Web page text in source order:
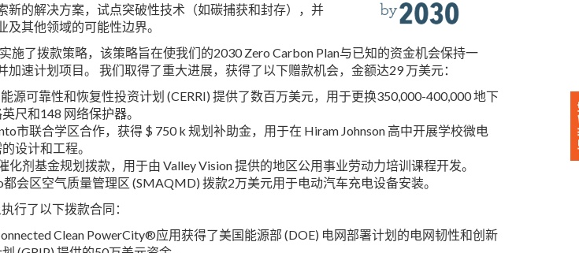
新的解决方案，试点突破性技术（如碳捕获和封存），并
及其他领域的可能性边界。
施了拨款策略，该策略旨在使我们的2030 Zero Carbon Plan与已知的资金机会保持一
加速计划项目。 我们取得了重大进展，获得了以下赠款机会，金额达29 万美元：
源可靠性和恢复性投资计划 (CERRI) 提供了数百万美元，用于更换350,000-400,000 地下
尺和148 网络保护器。
市联合学区合作，获得 $ 750 k 规划补助金，用于在 Hiram Johnson 高中开展学校微电
设计和工程。
化剂基金规划拨款，用于由 Valley Vision 提供的地区公用事业劳动力培训课程开发。
都会区空气质量管理区 (SMAQMD) 拨款2万美元用于电动汽车充电设备安装。
行了以下拨款合同：
Clean PowerCity®应用获得了美国能源部 (DOE) 电网部署计划的电网韧性和创新